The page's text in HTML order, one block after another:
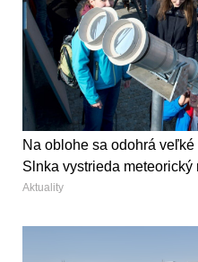
Na oblohe sa odohrá
Slnka vystrieda
Aktuality